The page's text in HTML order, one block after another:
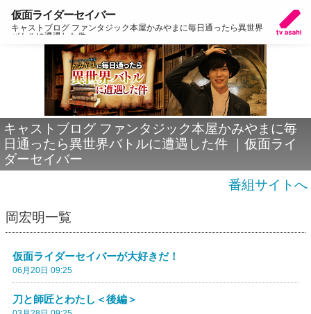
仮面ライダーセイバー
キャストブログ ファンタジック本屋かみやまに毎日通ったら異世界
バトルに遭遇した件
キャストブログ ファンタジック本屋かみやまに毎
日通ったら異世界バトルに遭遇した件 ｜仮面ライ
ダーセイバー
番組サイトへ
岡宏明一覧
仮面ライダーセイバーが大好きだ！
06月20日 09:25
刀と師匠とわたし＜後編＞